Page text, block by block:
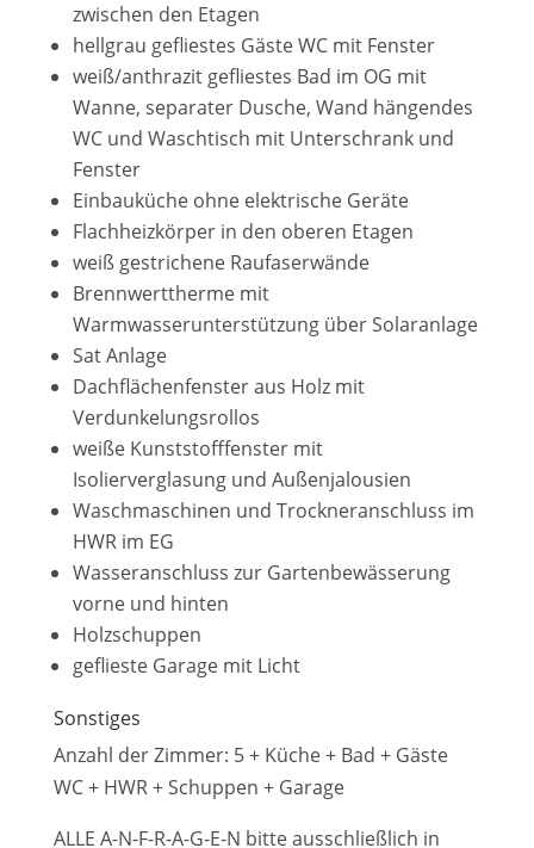
zwischen den Etagen
hellgrau gefliestes Gäste WC mit Fenster
weiß/anthrazit gefliestes Bad im OG mit
Wanne, separater Dusche, Wand hängendes
WC und Waschtisch mit Unterschrank und
Fenster
Einbauküche ohne elektrische Geräte
Flachheizkörper in den oberen Etagen
weiß gestrichene Raufaserwände
Brennwerttherme mit
Warmwasserunterstützung über Solaranlage
Sat Anlage
Dachflächenfenster aus Holz mit
Verdunkelungsrollos
weiße Kunststofffenster mit
Isolierverglasung und Außenjalousien
Waschmaschinen und Trockneranschluss im
HWR im EG
Wasseranschluss zur Gartenbewässerung
vorne und hinten
Holzschuppen
geflieste Garage mit Licht
Sonstiges
Anzahl der Zimmer: 5 + Küche + Bad + Gäste
WC + HWR + Schuppen + Garage
ALLE A-N-F-R-A-G-E-N bitte ausschließlich in